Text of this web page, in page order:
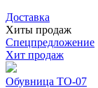
Доставка
Хиты продаж
Спецпредложение
Хит продаж
Обувница ТО-07